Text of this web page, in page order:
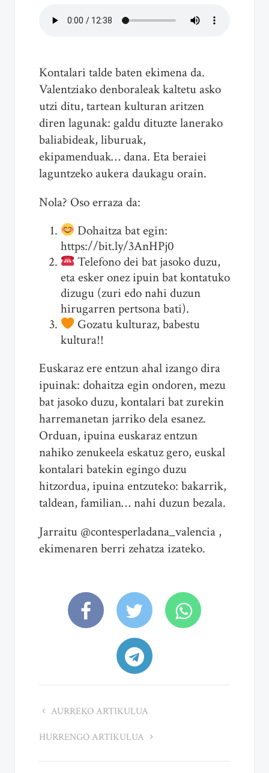
Kontalari talde baten ekimena da.
Valentziako denboraleak kaltetu asko
utzi ditu, tartean kulturan aritzen
diren lagunak: galdu dituzte lanerako
baliabideak, liburuak,
ekipamenduak… dana. Eta beraiei
laguntzeko aukera daukagu orain.
Nola? Oso erraza da:
Dohaitza bat egin:
https://bit.ly/3AnHPj0
Telefono dei bat jasoko duzu,
eta esker onez ipuin bat kontatuko
dizugu (zuri edo nahi duzun
hirugarren pertsona bati).
Gozatu kulturaz, babestu
kultura!!
Euskaraz ere entzun ahal izango dira
ipuinak: dohaitza egin ondoren, mezu
bat jasoko duzu, kontalari bat zurekin
harremanetan jarriko dela esanez.
Orduan, ipuina euskaraz entzun
nahiko zenukeela eskatuz gero, euskal
kontalari batekin egingo duzu
hitzordua, ipuina entzuteko: bakarrik,
taldean, familian… nahi duzun bezala.
Jarraitu @contesperladana_valencia ,
ekimenaren berri zehatza izateko.
AURREKO ARTIKULUA
HURRENGO ARTIKULUA